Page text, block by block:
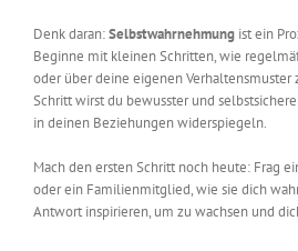
Denk daran:Selbstwahrnehmungist ein
Beginne mit kleinen Schritten, wie
oder über deine eigenen
Schritt wirst du bewusster und
in deinen Beziehungen widerspiegeln.
Mach den ersten Schritt noch heute: Frag
oder ein Familienmitglied, wie sie dich
Antwort inspirieren, um zu wachsen und